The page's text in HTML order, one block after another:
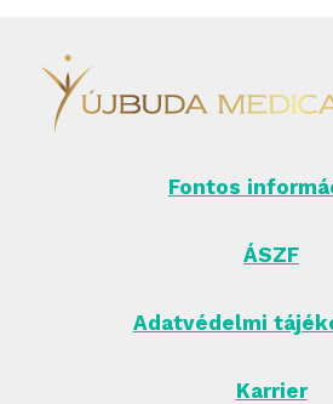
Fontos
ÁSZF
Adatvédelmi
Karrier